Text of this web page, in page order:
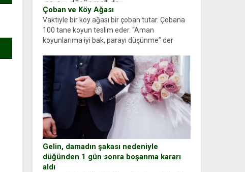
Çoban ve Köy Ağası
Vaktiyle bir köy ağası bir çoban tutar. Çobana
100 tane koyun teslim eder. “Aman
koyunlarıma iyi bak, parayı düşünme” der
Gelin, damadın şakası nedeniyle
düğünden 1 gün sonra boşanma kararı
aldı